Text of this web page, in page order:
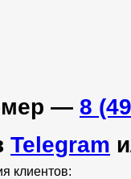
— 8
Telegram
клиентов: